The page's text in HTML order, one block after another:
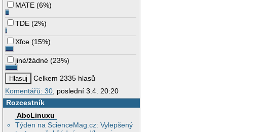
MATE (6%)
TDE (2%)
Xfce (15%)
jiné/žádné (23%)
Celkem 2335 hlasů
Komentářů: 30, poslední 3.4. 20:20
Rozcestník
AbcLinuxu
Týden na ScienceMag.cz: Vylepšený